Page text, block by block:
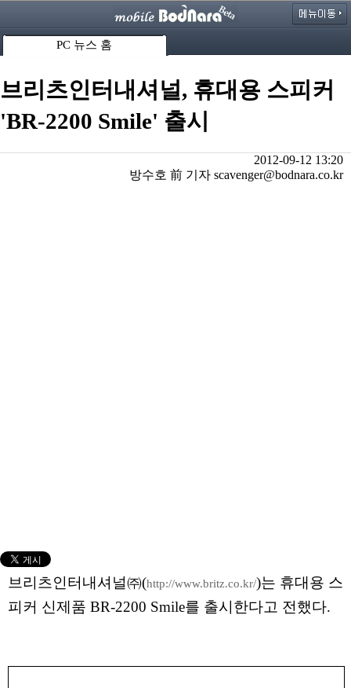
PC 뉴스 홈
브리츠인터내셔널, 휴대용 스피커
'BR-2200 Smile' 출시
2012-09-12 13:20
방수호 前 기자 scavenger@bodnara.co.kr
브리츠인터내셔널㈜(http://www.britz.co.kr/)는 휴대용 스
피커 신제품 BR-2200 Smile를 출시한다고 전했다.